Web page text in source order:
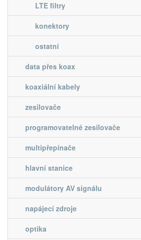
LTE filtry
konektory
ostatní
data přes koax
koaxiální kabely
zesilovače
programovatelné zesilovače
multipřepínače
hlavní stanice
modulátory AV signálu
napájecí zdroje
optika